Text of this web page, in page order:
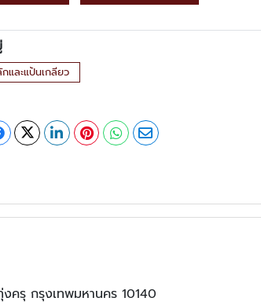
และแป้นเกลียว
รุ กรุงเทพมหานคร 10140